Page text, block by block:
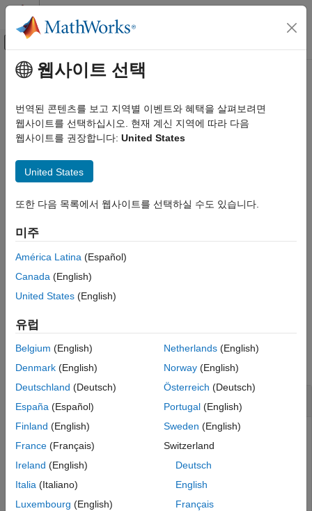
콘텐츠로 바로 가기
오프캔버스 탐색 메뉴 토글
문서 홈
Radar Toolbox
Radar Systems Engineering
ON THIS PAGE
Description
Examples
Input Arguments
Version History
주요 콘텐츠
grnd2slantrange
Convert ground range projection to slant range
Syntax
slrng = grnd2slantrange(grndrng,grazang)
Description
range slrngcorresponding to the ground range projection
grndrng.
Examples
collapse all
Ground Range Projection to Slant Range
Determine the slant range given a 1000 m ground range
and a grazing angle of
grndrng = 1000;
웹사이트 선택
번역된 콘텐츠를 보고 지역별 이벤트와 혜택을 살펴보려면
웹사이트를 선택하십시오. 현재 계신 지역에 따라 다음
웹사이트를 권장합니다: United States
United States
또한 다음 목록에서 웹사이트를 선택하실 수도 있습니다.
미주
América Latina (Español)
Canada (English)
United States (English)
유럽
Belgium (English)
Denmark (English)
Deutschland (Deutsch)
España (Español)
Finland (English)
France (Français)
Ireland (English)
Italia (Italiano)
Luxembourg (English)
Netherlands(English)
Norway(English)
Österreich (Deutsch)
Portugal(English)
Sweden (English)
Switzerland
Deutsch
English
Français